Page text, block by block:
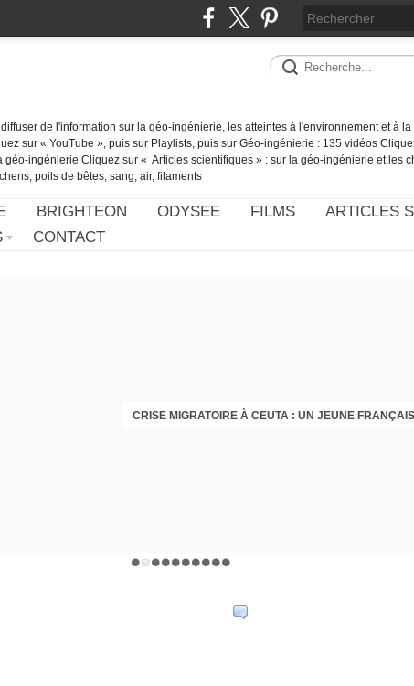
de l'information sur la géo-ingénierie, les atteintes à l'environnement et à
sur « YouTube », puis sur Playlists, puis sur Géo-ingénierie : 135 vidéos
géo-ingénierie Cliquez sur « Articles scientifiques » : sur la géo-ingénierie et les
poils de bêtes, sang, air, filaments
BRIGHTEON ODYSEE FILMS
ARTICLES
CONTACT
…